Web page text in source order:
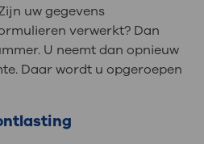
uw gegevens
verwerkt? Dan
U neemt dan opnieuw
Daar wordt u opgeroepen